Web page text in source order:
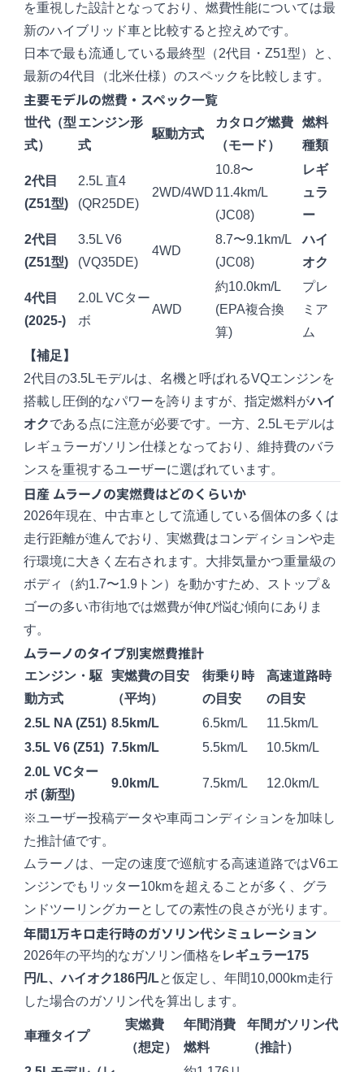
を重視した設計となっており、燃費性能については最
新のハイブリッド車と比較すると控えめです。
日本で最も流通している最終型（2代目・Z51型）と、
最新の4代目（北米仕様）のスペックを比較します。
主要モデルの燃費・スペック一覧
世代（型
式）
エンジン形
式
駆動方式
カタログ燃費
（モード）
燃料
種類
2代目
(Z51型)
2.5L 直4
(QR25DE)
2WD/4WD
10.8〜
11.4km/L
(JC08)
レギ
ュラ
ー
2代目
(Z51型)
3.5L V6
(VQ35DE)
4WD
8.7〜9.1km/L
(JC08)
ハイ
オク
4代目
(2025-)
2.0L VCター
ボ
AWD
約10.0km/L
(EPA複合換
算)
プレ
ミア
ム
【補足】
2代目の3.5Lモデルは、名機と呼ばれるVQエンジンを
搭載し圧倒的なパワーを誇りますが、指定燃料がハイ
オクである点に注意が必要です。一方、2.5Lモデルは
レギュラーガソリン仕様となっており、維持費のバラ
ンスを重視するユーザーに選ばれています。
日産 ムラーノの実燃費はどのくらいか
2026年現在、中古車として流通している個体の多くは
走行距離が進んでおり、実燃費はコンディションや走
行環境に大きく左右されます。大排気量かつ重量級の
ボディ（約1.7〜1.9トン）を動かすため、ストップ＆
ゴーの多い市街地では燃費が伸び悩む傾向にありま
す。
ムラーノのタイプ別実燃費推計
エンジン・駆
動方式
実燃費の目安
（平均）
街乗り時
の目安
高速道路時
の目安
2.5L NA (Z51) 8.5km/L 6.5km/L
11.5km/L
3.5L V6 (Z51) 7.5km/L 5.5km/L
10.5km/L
2.0L VCター
ボ (新型)
9.0km/L 7.5km/L 12.0km/L
※ユーザー投稿データや車両コンディションを加味し
た推計値です。
ムラーノは、一定の速度で巡航する高速道路ではV6エ
ンジンでもリッター10kmを超えることが多く、グラ
ンドツーリングカーとしての素性の良さが光ります。
年間1万キロ走行時のガソリン代シミュレーション
2026年の平均的なガソリン価格をレギュラー175
円/L、ハイオク186円/Lと仮定し、年間10,000km走行
した場合のガソリン代を算出します。
車種タイプ
実燃費
（想定）
年間消費
燃料
年間ガソリン代
（推計）